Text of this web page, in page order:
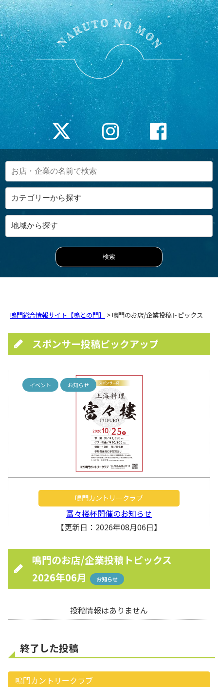
鳴門総合情報サイト【鳴との門】 > 鳴門のお店/企業投稿トピックス
スポンサー投稿ピックアップ
イベント お知らせ
鳴門カントリークラブ
富々楼杯開催のお知らせ
【更新日：2026年08月06日】
鳴門のお店/企業投稿トピックス
2026年06月
お知らせ
投稿情報はありません
終了した投稿
鳴門カントリークラブ